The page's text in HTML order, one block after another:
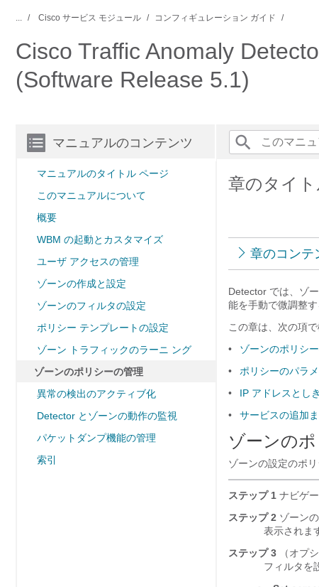
... Cisco サービス モジュール コンフィギュレーション ガイド
Cisco Traffic Anomaly
(Software Release 5.1)
マニュアルのコンテンツ
マニュアルのタイトル ページ
このマニュアルについて
概要
WBM の起動とカスタマイズ
ユーザ アクセスの管理
ゾーンの作成と設定
ゾーンのフィルタの設定
ポリシー テンプレートの設定
ゾーン トラフィックのラーニ ング
ゾーンのポリシーの管理
異常の検出のアクティブ化
Detector とゾーンの動作の監視
パケットダンプ機能の管理
索引
章のタイ
章のコンテ
Detector では、ゾ
能を手動で微調整す
この章は、次の項
•
ゾーンのポリシ
•
ポリシーのパラ
•
IP アドレスとし
•
サービスの追加
ゾーンの
ゾーンの設定のポ
ステップ 1 ナビゲ
ステップ 2 ゾーン
表示されま
ステップ 3 （オプ
フィルタを